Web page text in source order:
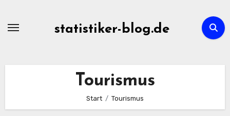
statistiker-blog.de
Tourismus
Start Tourismus